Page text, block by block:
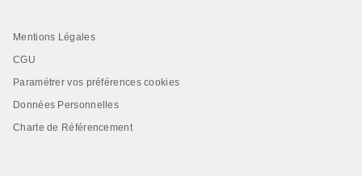
Mentions Légales
CGU
Paramétrer vos préférences cookies
Données Personnelles
Charte de Référencement